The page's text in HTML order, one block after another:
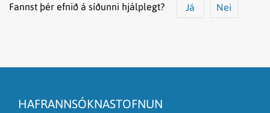
Fannst þér efnið á síðunni hjálplegt? Já Nei
HAFRANNSÓKNASTOFNUN